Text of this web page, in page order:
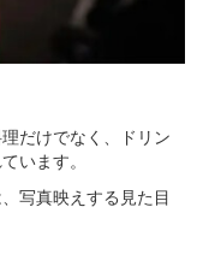
だけでなく、ドリン
います。
写真映えする見た目